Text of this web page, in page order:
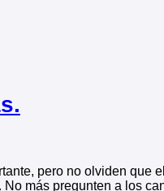
pero no olviden que
más pregunten a los